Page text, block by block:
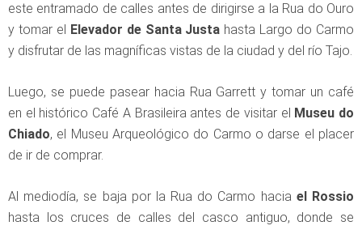
este entramado de calles antes de dirigirse a la Rua do Ouro
y tomar el Elevador de Santa Justa hasta Largo do Carmo
y disfrutar de las magníficas vistas de la ciudad y del río Tajo.
Luego, se puede pasear hacia Rua Garrett y tomar un café
en el histórico Café A Brasileira antes de visitar el Museu do
Chiado, el Museu Arqueológico do Carmo o darse el placer
de ir de comprar.
Al mediodía, se baja por la Rua do Carmo hacia el Rossio
hasta los cruces de calles del casco antiguo, donde se